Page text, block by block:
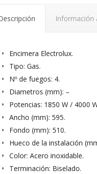
Información
Encimera Electrolux.
Tipo: Gas.
Nº de fuegos: 4.
Diametros (mm): –
Potencias: 1850 W / 4000
Ancho (mm): 595.
Fondo (mm): 510.
Hueco de la instalación
Color: Acero inoxidable.
Terminación: Biselado.